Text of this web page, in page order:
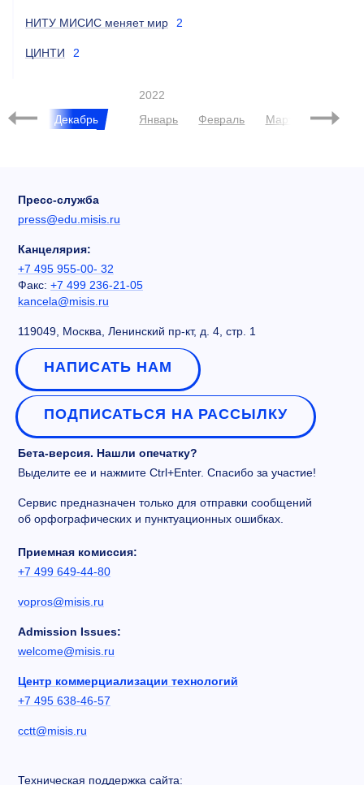
НИТУ МИСИС меняет мир 2
ЦИНТИ 2
Декабрь
2022
Январь
Февраль Март Апрель
Пресс-служба
press@edu.misis.ru
Канцелярия:
+7 495 955-00- 32
Факс: +7 499 236-21-05
kancela@misis.ru
119049, Москва, Ленинский пр-кт, д. 4, стр. 1
НАПИСАТЬ НАМ
ПОДПИСАТЬСЯ НА РАССЫЛКУ
Бета-версия. Нашли опечатку?
Выделите ее и нажмите Ctrl+Enter. Спасибо за участие!
Сервис предназначен только для отправки сообщений
об орфографических и пунктуационных ошибках.
Приемная комиссия:
+7 499 649-44-80
vopros@misis.ru
Admission Issues:
welcome@misis.ru
Центр коммерциализации технологий
+7 495 638-46-57
cctt@misis.ru
Техническая поддержка сайта: